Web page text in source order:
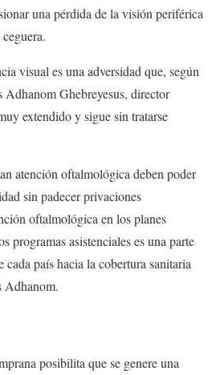
una pérdida de la visión periférica
visual es una adversidad que, según
Adhanom Ghebreyesus, director
extendido y sigue sin tratarse
atención oftalmológica deben poder
sin padecer privaciones
oftalmológica en los planes
programas asistenciales es una parte
país hacia la cobertura sanitaria
Adhanom.
posibilita que se genere una